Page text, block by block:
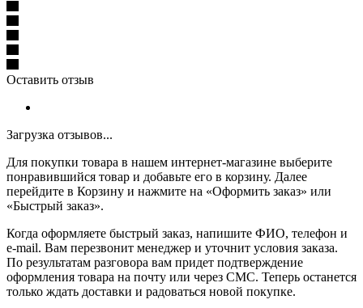
Оставить отзыв
Загрузка отзывов...
Для покупки товара в нашем интернет-магазине выберите
понравившийся товар и добавьте его в корзину. Далее
перейдите в Корзину и нажмите на «Оформить заказ» или
«Быстрый заказ».
Когда оформляете быстрый заказ, напишите ФИО, телефон и
e-mail. Вам перезвонит менеджер и уточнит условия заказа.
По результатам разговора вам придет подтверждение
оформления товара на почту или через СМС. Теперь останется
только ждать доставки и радоваться новой покупке.